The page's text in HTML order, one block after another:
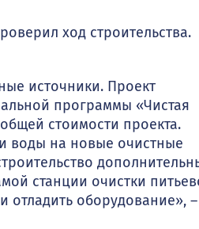
ход строительства.
источники. Проект
программы «Чистая
стоимости проекта.
воды на новые очистные
станции очистки
оборудование», –